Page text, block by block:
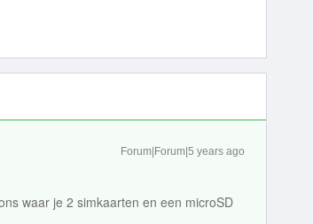
Forum|Forum|5 years ago
waar je 2 simkaarten en een microSD